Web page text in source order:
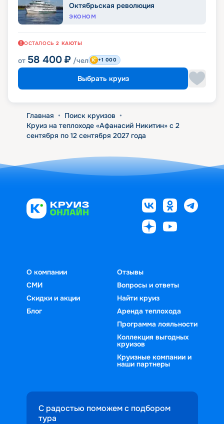
Октябрьская революция
ЭКОНОМ
ОСТАЛОСЬ 2 КАЮТЫ
от 58 400 ₽ /чел +1 000
Выбрать круиз
Главная • Поиск круизов •
Круиз на теплоходе «Афанасий Никитин» с 2
сентября по 12 сентября 2027 года
О компании
СМИ
Скидки и акции
Блог
Отзывы
Вопросы и ответы
Найти круиз
Аренда теплохода
Программа лояльности
Коллекция выгодных
круизов
Круизные компании и
наши партнеры
С радостью поможем с подбором
тура